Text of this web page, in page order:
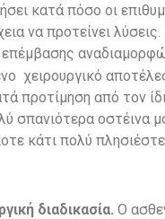
κατά πόσο οι
να προτείνει
χειρουργικό
προτίμηση από τον
σπανιότερα
κάτι πολύ
διαδικασία. Ο